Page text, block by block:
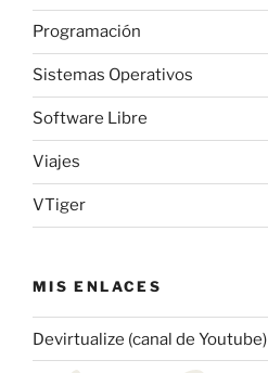
Programación
Sistemas Operativos
Software Libre
Viajes
VTiger
MIS ENLACES
Devirtualize (canal de Youtube)